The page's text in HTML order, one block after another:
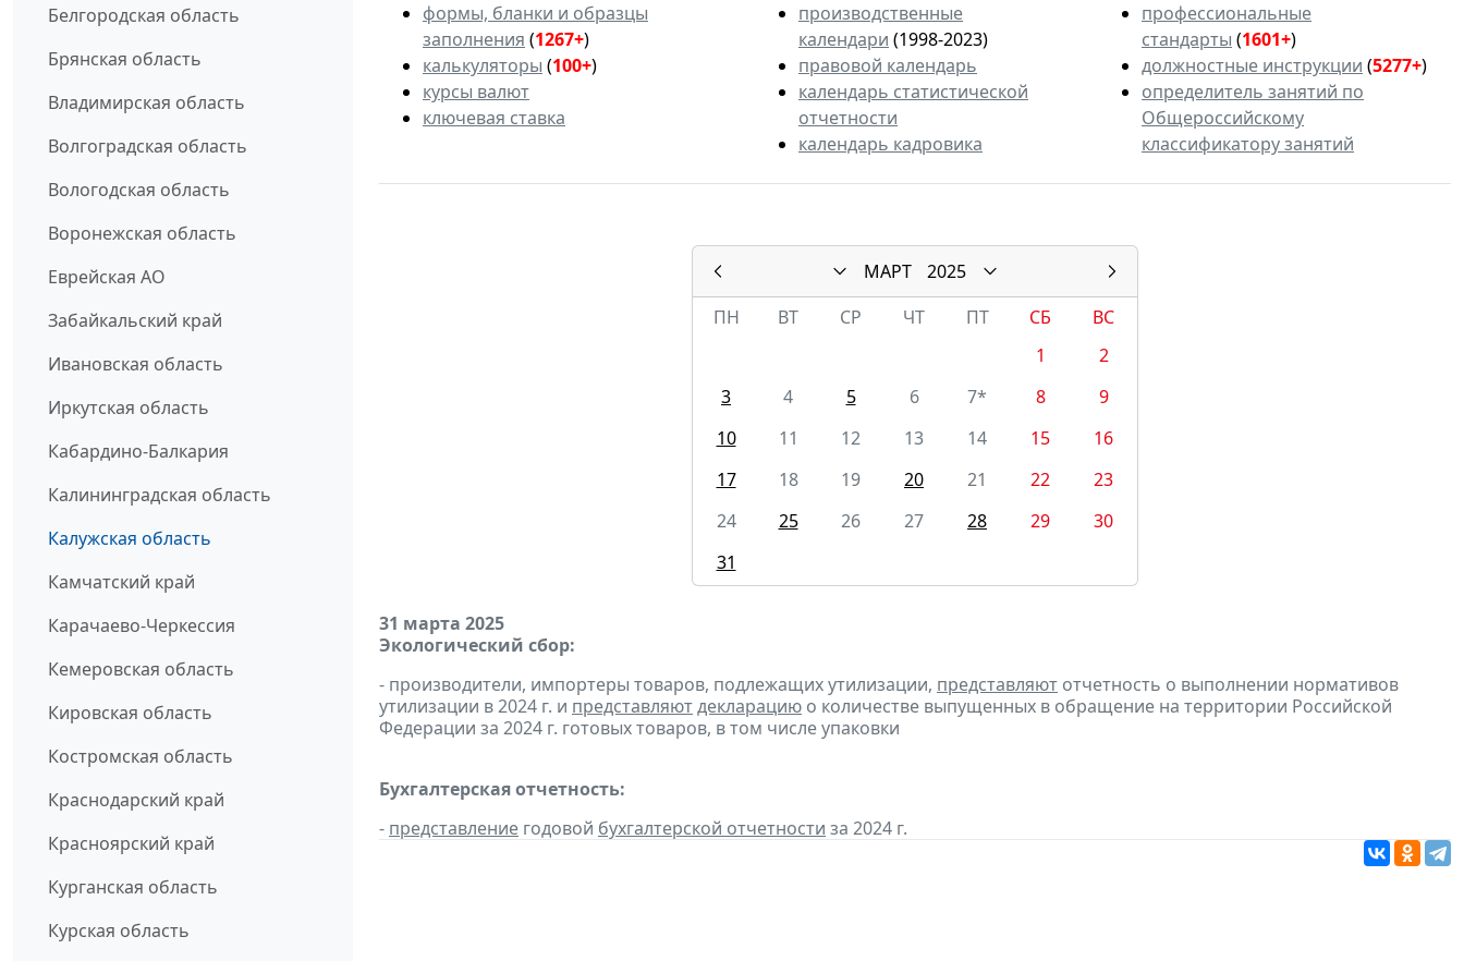
Белгородская область
Брянская область
Владимирская область
Волгоградская область
Вологодская область
Воронежская область
Еврейская АО
Забайкальский край
Ивановская область
Иркутская область
Кабардино-Балкария
Калининградская область
Калужская область
Камчатский край
Карачаево-Черкессия
Кемеровская область
Кировская область
Костромская область
Краснодарский край
Красноярский край
Курганская область
Курская область
формы, бланки и образцы
заполнения (1267+)
калькуляторы (100+)
курсы валют
ключевая ставка
производственные
календари (1998-2023)
правовой календарь
календарь статистической
отчетности
календарь кадровика
профессиональные
стандарты (1601+)
должностные инструкции (5277+)
определитель занятий по
Общероссийскому
классификатору занятий
МАРТ
2025
ПН
ВТ СР ЧТ ПТ СБ
ВС
1
2
3
4 5 6 7* 8
9
10
11 12 13 14 15
16
17
18 19 20 21 22
23
24
25 26 27 28 29
30
31
31 марта 2025
Экологический сбор:
- производители, импортеры товаров, подлежащих утилизации, представляют отчетность о выполнении нормативов
утилизации в 2024 г. и представляютдекларацию о количестве выпущенных в обращение на территории Российской
Федерации за 2024 г. готовых товаров, в том числе упаковки
Бухгалтерская отчетность:
- представление годовой бухгалтерской отчетности за 2024 г.